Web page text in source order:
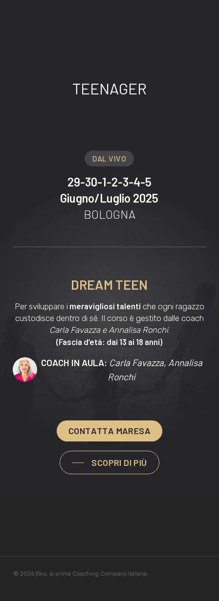
TEENAGER
DAL VIVO
29-30-1-2-3-4-5
Giugno/Luglio 2025
BOLOGNA
DREAM TEEN
Per sviluppare i meravigliosi talenti che ogni ragazzo
custodisce dentro di sé. Il corso è gestito dalle coach
Carla Favazza e Annalisa Ronchi.
(Fascia d’età: dai 13 ai 18 anni)
COACH IN AULA: Carla Favazza, Annalisa
Ronchi
CONTATTA MARESA
SCOPRI DI PIÙ
© 2026 Ekis, la prima Coaching Company italiana.